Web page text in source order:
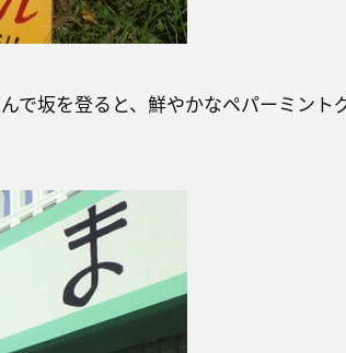
で坂を登ると、鮮やかなペパーミント